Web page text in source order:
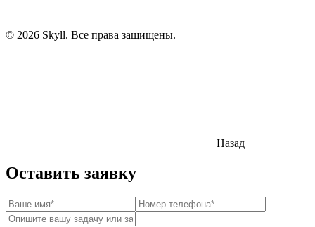
© 2026 Skyll. Все права защищены.
Назад
Оставить заявку